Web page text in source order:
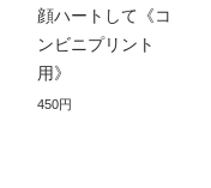
顔ハートして《コ
ンビニプリント
用》
450円